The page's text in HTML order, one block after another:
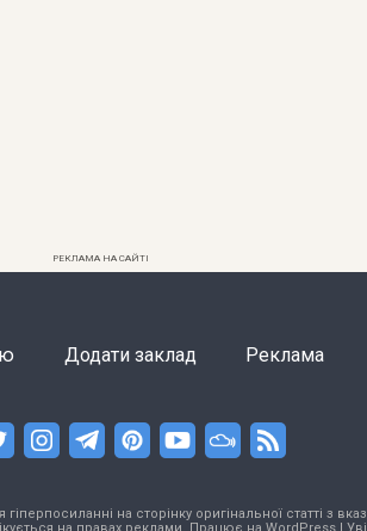
РЕКЛАМА НА САЙТІ
Додати заклад Реклама
на сторінку оригінальної статті з